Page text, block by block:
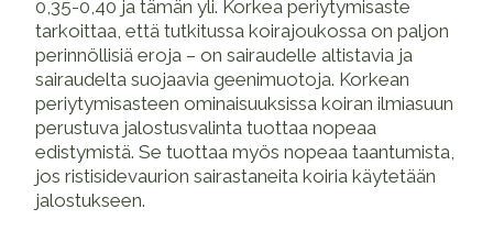
0,35-0,40 ja tämän yli. Korkea periytymisaste
tarkoittaa, että tutkitussa koirajoukossa on paljon
perinnöllisiä eroja – on sairaudelle altistavia ja
sairaudelta suojaavia geenimuotoja. Korkean
periytymisasteen ominaisuuksissa koiran ilmiasuun
perustuva jalostusvalinta tuottaa nopeaa
edistymistä. Se tuottaa myös nopeaa taantumista,
jos ristisidevaurion sairastaneita koiria käytetään
jalostukseen.